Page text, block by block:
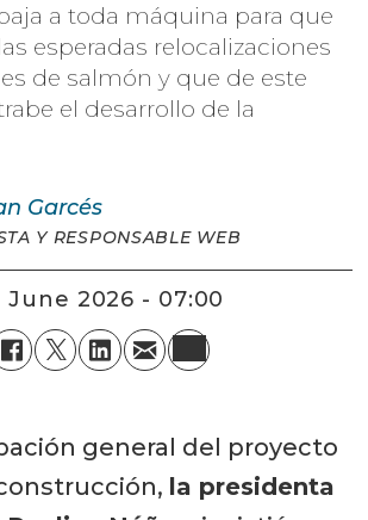
a toda máquina para que
esperadas relocalizaciones
de salmón y que de este
el desarrollo de la
Garcés
Y RESPONSABLE WEB
June 2026 - 07:00
general del proyecto
la presidenta